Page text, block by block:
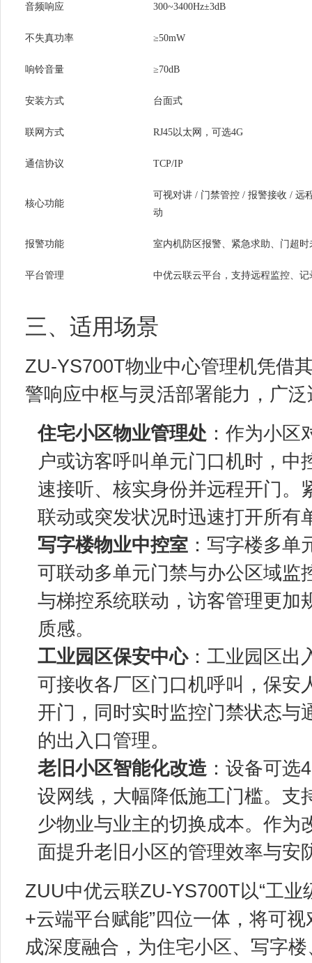
音频响应 300~3400Hz±3dB
不失真功率 ≥50mW
响铃音量 ≥70dB
安装方式 台面式
联网方式 RJ45以太网，可选4G
通信协议 TCP/IP
核心功能
可视对讲 / 门禁管控 / 报警接收 / 远
动
报警功能 室内机防区报警、紧急求助、门超
平台管理 中优云联云平台，支持远程监控、记
三、适用场景
ZU-YS700T物业中心管理机凭借
警响应中枢与灵活部署能力，广
住宅小区物业管理处 ：作为小
户或访客呼叫单元门口机时，
速接听、核实身份并远程开门。
联动或突发状况时迅速打开所有
写字楼物业中控室 ：写字楼多
可联动多单元门禁与办公区域监
与梯控系统联动，访客管理更加
质感。
工业园区保安中心：工业园区出
可接收各厂区门口机呼叫，保安
开门，同时实时监控门禁状态与
的出入口管理。
老旧小区智能化改造 ：设备可
设网线，大幅降低施工门槛。支
少物业与业主的切换成本。作为
面提升老旧小区的管理效率与安
ZUU中优云联ZU-YS700T以“工
+云端平台赋能”四位一体，将可
成深度融合，为住宅小区、写字